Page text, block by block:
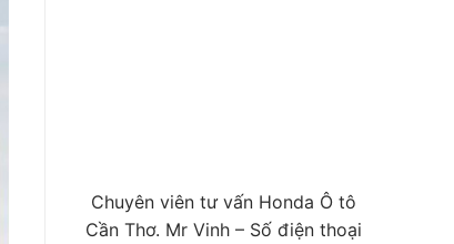
Chuyên viên tư vấn Honda Ô tô
Cần Thơ. Mr Vinh – Số điện thoại